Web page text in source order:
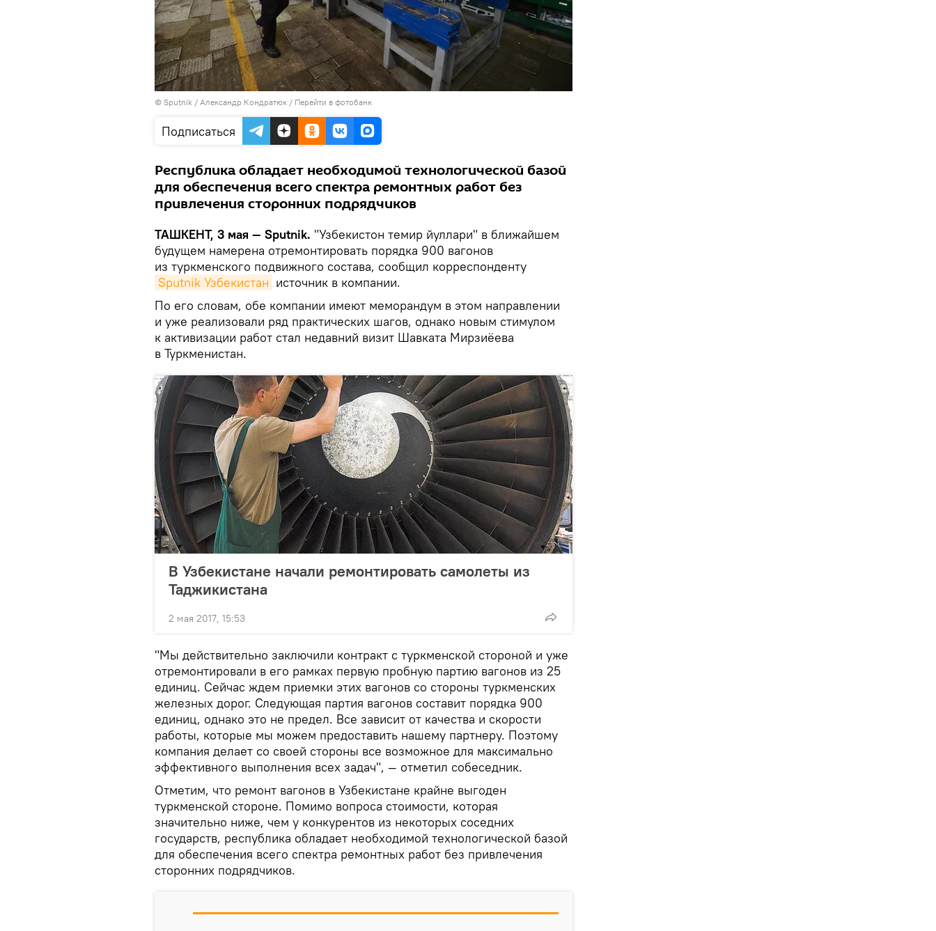
© Sputnik / Александр Кондратюк / Перейти в фотобанк
Подписаться
Республика обладает необходимой технологической базой
для обеспечения всего спектра ремонтных работ без
привлечения сторонних подрядчиков
ТАШКЕНТ, 3 мая — Sputnik. "Узбекистон темир йуллари" в ближайшем
будущем намерена отремонтировать порядка 900 вагонов
из туркменского подвижного состава, сообщил корреспонденту
Sputnik Узбекистан источник в компании.
По его словам, обе компании имеют меморандум в этом направлении
и уже реализовали ряд практических шагов, однако новым стимулом
к активизации работ стал недавний визит Шавката Мирзиёева
в Туркменистан.
В Узбекистане начали ремонтировать самолеты из
Таджикистана
2 мая 2017, 15:53
"Мы действительно заключили контракт с туркменской стороной и уже
отремонтировали в его рамках первую пробную партию вагонов из 25
единиц. Сейчас ждем приемки этих вагонов со стороны туркменских
железных дорог. Следующая партия вагонов составит порядка 900
единиц, однако это не предел. Все зависит от качества и скорости
работы, которые мы можем предоставить нашему партнеру. Поэтому
компания делает со своей стороны все возможное для максимально
эффективного выполнения всех задач", — отметил собеседник.
Отметим, что ремонт вагонов в Узбекистане крайне выгоден
туркменской стороне. Помимо вопроса стоимости, которая
значительно ниже, чем у конкурентов из некоторых соседних
государств, республика обладает необходимой технологической базой
для обеспечения всего спектра ремонтных работ без привлечения
сторонних подрядчиков.